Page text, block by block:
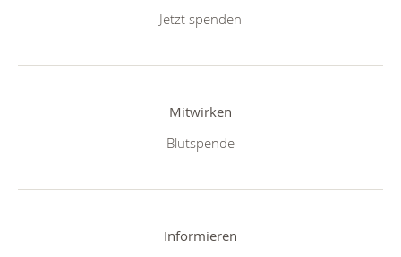
Jetzt spenden
Mitwirken
Blutspende
Informieren